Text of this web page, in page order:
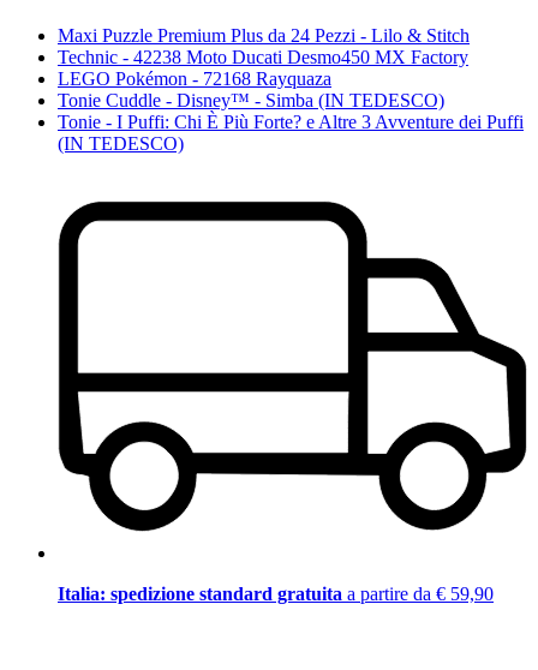
Maxi Puzzle Premium Plus da 24 Pezzi - Lilo & Stitch
Technic - 42238 Moto Ducati Desmo450 MX Factory
LEGO Pokémon - 72168 Rayquaza
Tonie Cuddle - Disney™ - Simba (IN TEDESCO)
Tonie - I Puffi: Chi È Più Forte? e Altre 3 Avventure dei Puffi
(IN TEDESCO)
Italia: spedizione standard gratuita a partire da € 59,90